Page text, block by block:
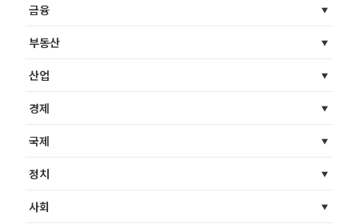
금융
부동산
산업
경제
국제
정치
사회